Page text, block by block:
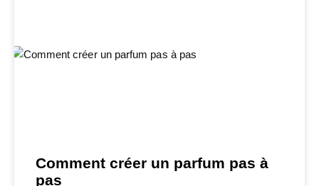
Comment créer un parfum pas à
pas